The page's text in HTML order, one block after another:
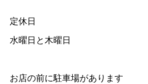
定休日
水曜日と木曜日
お店の前に駐車場があります